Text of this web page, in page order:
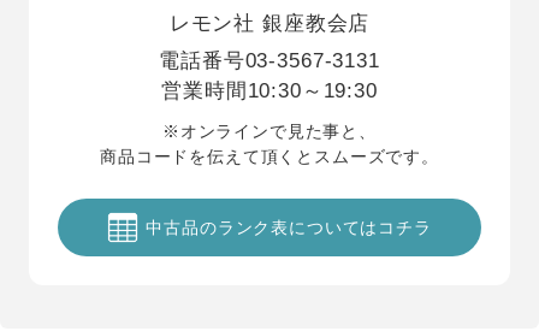
レモン社 銀座教会店
電話番号03-3567-3131
営業時間 10:30～19:30
※オンラインで見た事と、
商品コードを伝えて頂くとスムーズです。
中古品のランク表についてはコチラ